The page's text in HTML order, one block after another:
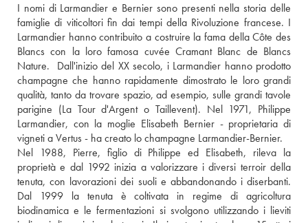
I nomi di Larmandier e Bernier sono presenti nella storia delle
famiglie di viticoltori fin dai tempi della Rivoluzione francese. I
Larmandier hanno contribuito a costruire la fama della Côte des
Blancs con la loro famosa cuvée Cramant Blanc de Blancs
Nature.  Dall'inizio del XX secolo, i Larmandier hanno prodotto
champagne che hanno rapidamente dimostrato le loro grandi
qualità, tanto da trovare spazio, ad esempio, sulle grandi tavole
parigine (La Tour d'Argent o Taillevent). Nel 1971, Philippe
Larmandier, con la moglie Elisabeth Bernier - proprietaria di
vigneti a Vertus - ha creato lo champagne Larmandier-Bernier.
Nel 1988, Pierre, figlio di Philippe ed Elisabeth, rileva la
proprietà e dal 1992 inizia a valorizzare i diversi terroir della
tenuta, con lavorazioni dei suoli e abbandonando i diserbanti.
Dal 1999 la tenuta è coltivata in regime di agricoltura
biodinamica e le fermentazioni si svolgono utilizzando i lieviti